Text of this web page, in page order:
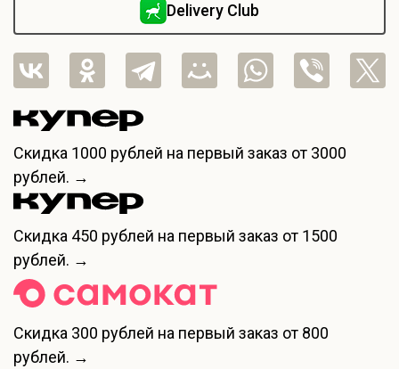
Delivery Club
Скидка 1000 рублей на первый заказ от 3000
рублей. →
Скидка 450 рублей на первый заказ от 1500
рублей. →
Скидка 300 рублей на первый заказ от 800
рублей. →